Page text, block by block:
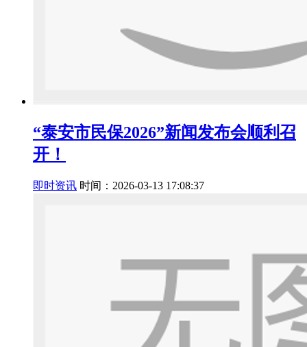
“泰安市民保2026”新闻发布会顺利召
开！
即时资讯 时间：2026-03-13 17:08:37